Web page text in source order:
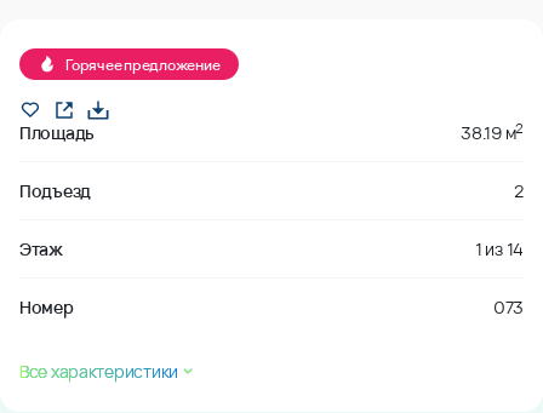
Горячее предложение
Площадь 38.19 м2
Подъезд 2
Этаж 1 из14
Номер 073
Все характеристики